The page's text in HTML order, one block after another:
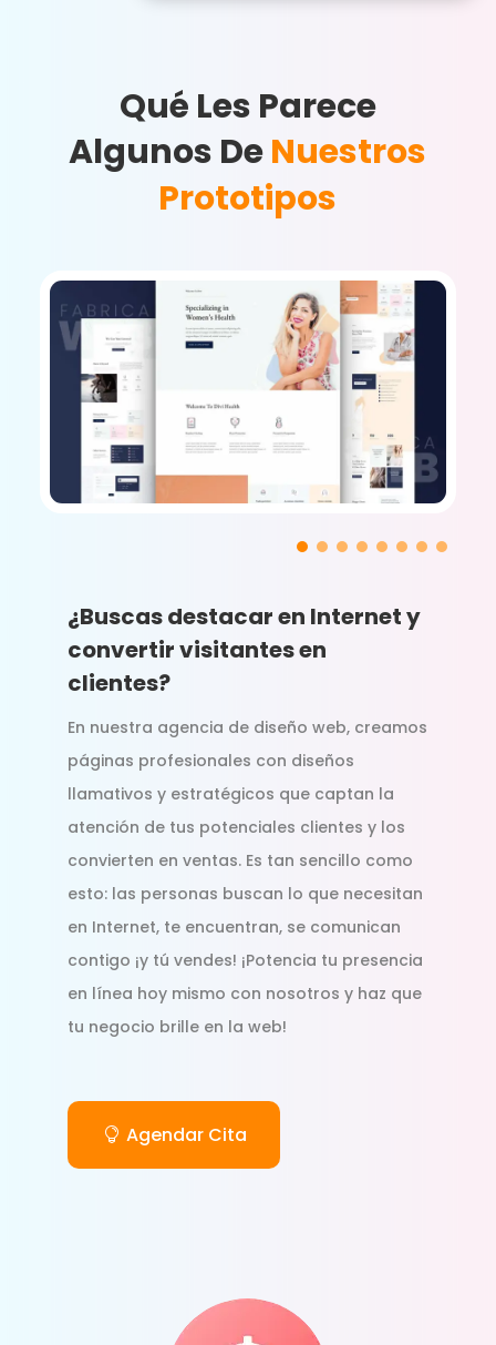
Qué Les Parece
Algunos DeNuestros
Prototipos
¿Buscas destacar en Internet y
convertir visitantes en
clientes?
En nuestra agencia de diseño web, creamos
páginas profesionales con diseños
llamativos y estratégicos que captan la
atención de tus potenciales clientes y los
convierten en ventas. Es tan sencillo como
esto: las personas buscan lo que necesitan
en Internet, te encuentran, se comunican
contigo ¡y tú vendes! ¡Potencia tu presencia
en línea hoy mismo con nosotros y haz que
tu negocio brille en la web!
Agendar Cita